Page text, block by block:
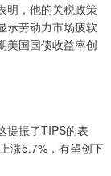
，他的关税政策
示劳动力市场疲软
美国国债收益率创
振了TIPS的表
涨5.7%，有望创下